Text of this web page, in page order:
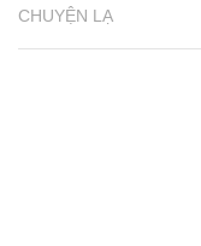
CHUYỆN LẠ